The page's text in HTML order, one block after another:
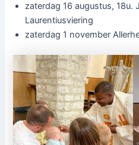
zaterdag 16 augustus, 18u.
Laurentiusviering
zaterdag 1 november